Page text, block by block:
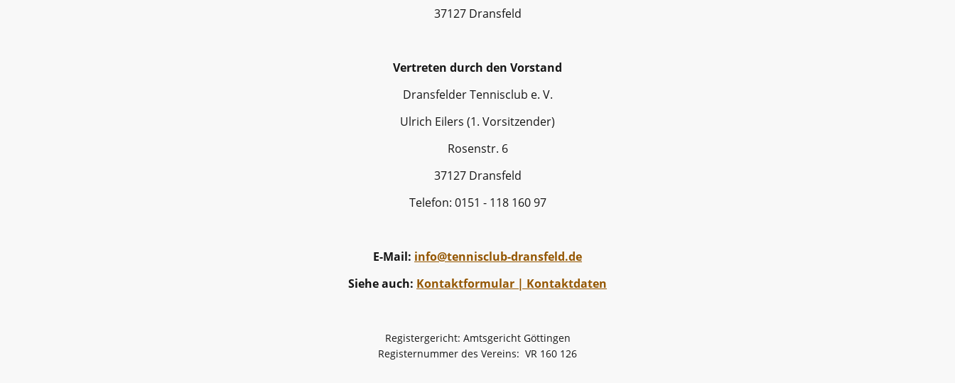
37127 Dransfeld
Vertreten durch den Vorstand
Dransfelder Tennisclub e. V.
Ulrich Eilers (1. Vorsitzender)
Rosenstr. 6
37127 Dransfeld
Telefon: 0151 - 118 160 97
E-Mail: info@tennisclub-dransfeld.de
Siehe auch: Kontaktformular | Kontaktdaten
Registergericht: Amtsgericht Göttingen
Registernummer des Vereins: VR 160 126